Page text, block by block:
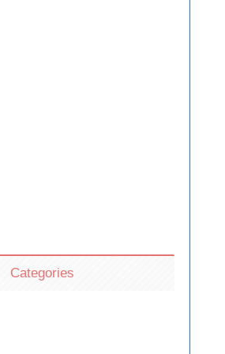
Categories